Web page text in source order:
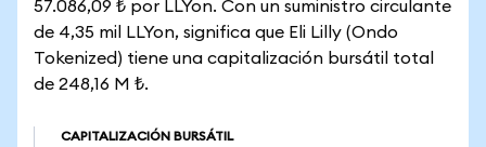
57.086,09 ₺ por LLYon. Con un suministro circulante
de 4,35 mil LLYon, significa que Eli Lilly (Ondo
Tokenized) tiene una capitalización bursátil total
de 248,16 M ₺.
CAPITALIZACIÓN BURSÁTIL